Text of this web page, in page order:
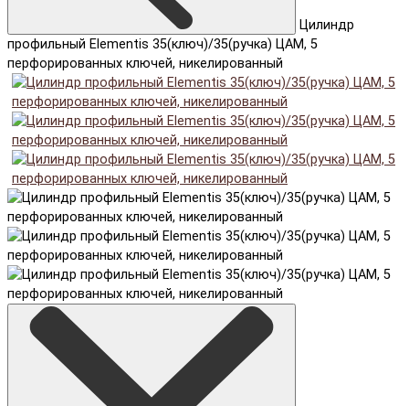
Цилиндр
профильный Elementis 35(ключ)/35(ручка) ЦАМ, 5
перфорированных ключей, никелированный